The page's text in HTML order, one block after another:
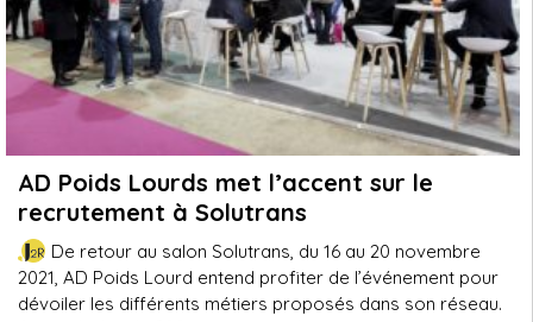
AD Poids Lourds met l’accent sur le
recrutement à Solutrans
De retour au salon Solutrans, du 16 au 20 novembre
2021, AD Poids Lourd entend profiter de l’événement pour
dévoiler les différents métiers proposés dans son réseau.